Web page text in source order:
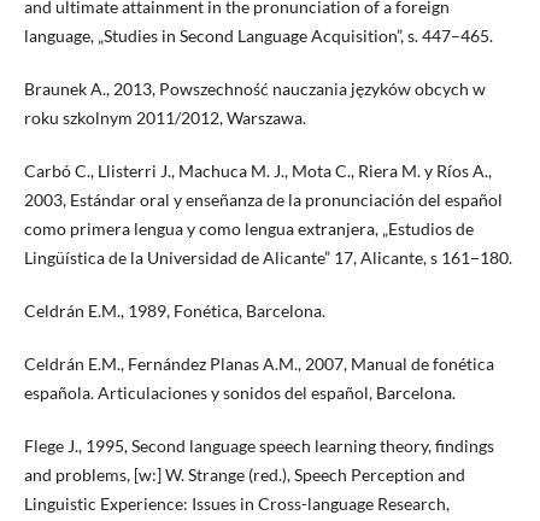
and ultimate attainment in the pronunciation of a foreign
language, „Studies in Second Language Acquisition”, s. 447–465.
Braunek A., 2013, Powszechność nauczania języków obcych w
roku szkolnym 2011/2012, Warszawa.
Carbó C., Llisterri J., Machuca M. J., Mota C., Riera M. y Ríos A.,
2003, Estándar oral y enseñanza de la pronunciación del español
como primera lengua y como lengua extranjera, „Estudios de
Lingüística de la Universidad de Alicante” 17, Alicante, s 161−180.
Celdrán E.M., 1989, Fonética, Barcelona.
Celdrán E.M., Fernández Planas A.M., 2007, Manual de fonética
española. Articulaciones y sonidos del español, Barcelona.
Flege J., 1995, Second language speech learning theory, findings
and problems, [w:] W. Strange (red.), Speech Perception and
Linguistic Experience: Issues in Cross-language Research,